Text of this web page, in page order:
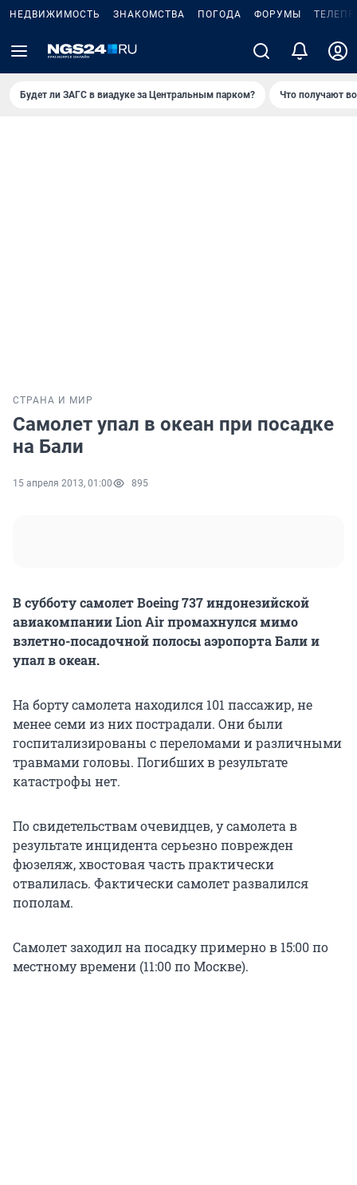
НЕДВИЖИМОСТЬ ЗНАКОМСТВА ПОГОДА ФОРУМЫ
Будет ли ЗАГС в виадуке за Центральным парком? Что получают
СТРАНА И МИР
Самолет упал в океан при посадке
на Бали
15 апреля 2013, 01:00 895
В субботу самолет Boeing 737 индонезийской
авиакомпании Lion Air промахнулся мимо
взлетно-посадочной полосы аэропорта Бали и
упал в океан.
На борту самолета находился 101 пассажир, не
менее семи из них пострадали. Они были
госпитализированы с переломами и различными
травмами головы. Погибших в результате
катастрофы нет.
По свидетельствам очевидцев, у самолета в
результате инцидента серьезно поврежден
фюзеляж, хвостовая часть практически
отвалилась. Фактически самолет развалился
пополам.
Самолет заходил на посадку примерно в 15:00 по
местному времени (11:00 по Москве).